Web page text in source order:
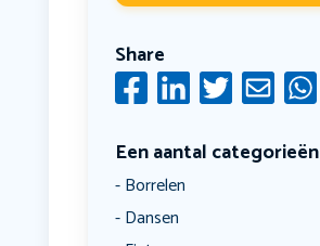
Share
Een aantal categorieën
Borrelen
Dansen